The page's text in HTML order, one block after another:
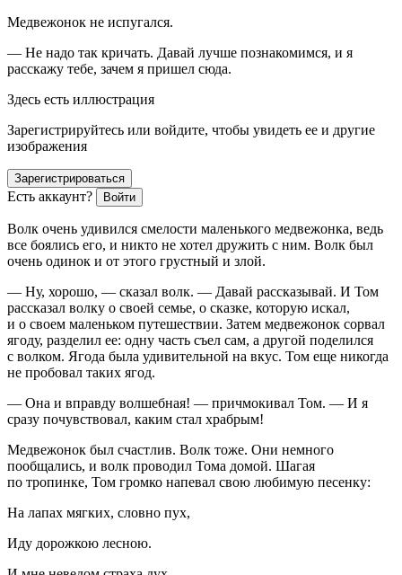
Медвежонок не испугался.
— Не надо так кричать. Давай лучше познакомимся, и я
расскажу тебе, зачем я пришел сюда.
Здесь есть иллюстрация
Зарегистрируйтесь или войдите, чтобы увидеть ее и другие
изображения
Зарегистрироваться
Есть аккаунт? Войти
Волк очень удивился смелости маленького медвежонка, ведь
все боялись его, и никто не хотел дружить с ним. Волк был
очень одинок и от этого грустный и злой.
— Ну, хорошо, — сказал волк. — Давай рассказывай. И Том
рассказал волку о своей семье, о сказке, которую искал,
и о своем маленьком путешествии. Затем медвежонок сорвал
ягоду, разделил ее: одну часть съел сам, а другой поделился
с волком. Ягода была удивительной на вкус. Том еще никогда
не пробовал таких ягод.
— Она и вправду волшебная! — причмокивал Том. — И я
сразу почувствовал, каким стал храбрым!
Медвежонок был счастлив. Волк тоже. Они немного
пообщались, и волк проводил Тома домой. Шагая
по тропинке, Том громко напевал свою любимую песенку:
На лапах мягких, словно пух,
Иду дорожкою лесною.